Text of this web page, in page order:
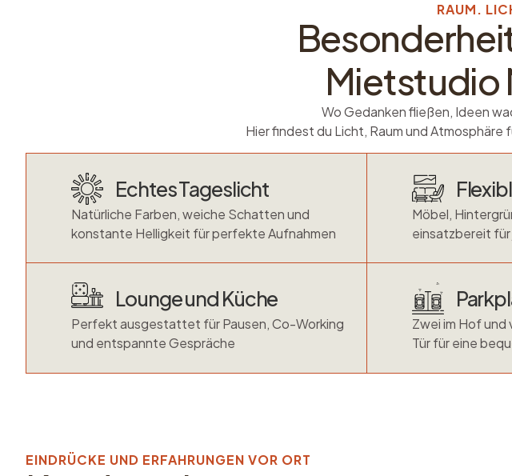
RAUM.
Mietstudio
Wo Gedanken fließen, Ideen
Hier findest du Licht, Raum und
Echtes Tageslicht
Natürliche Farben, weiche Schatten und
konstante Helligkeit für perfekte Aufnahmen
Lounge und Küche
Perfekt ausgestattet für Pausen, Co-Working
und entspannte Gespräche
Möbel,
einsatzbereit
Zwei im Hof
Tür für eine
EINDRÜCKE UND ERFAHRUNGEN VOR ORT